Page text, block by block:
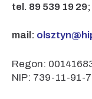
tel. 89 539 19
mail:
Regon:
NIP: 739-11-91-